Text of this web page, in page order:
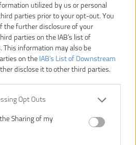
utilized by us or personal
parties prior to your opt-out. You
the further disclosure of your
parties on the IAB’s list of
information may also be
on the IAB’s List of Downstream
disclose it to other third parties.
Opt Outs
Sharing of my
€ -12%
DO KOŠÍKA
RY18SPA-0